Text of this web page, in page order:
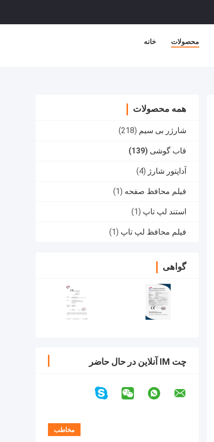
خانه محصولات
همه محصولات
شارژر بی سیم (218)
قاب گوشی (139)
آداپتور شارژ (4)
فیلم محافظ صفحه (1)
استند لپ تاپ (1)
فیلم محافظ لپ تاپ (1)
گواهی
چت IM آنلاین در حال حاضر